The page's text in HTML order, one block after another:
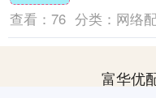
查看： 76 分类： 网络
富华优